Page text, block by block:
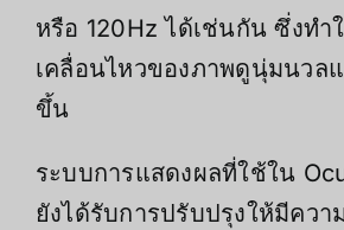
หรือ 120Hz ได้เช่นกัน ซึ่งทำ
เคลื่อนไหวของภาพดูนุ่มนวล
ขึ้น
ระบบการแสดงผลที่ใช้ใน
ยังได้รับการปรับปรุงให้มีคว